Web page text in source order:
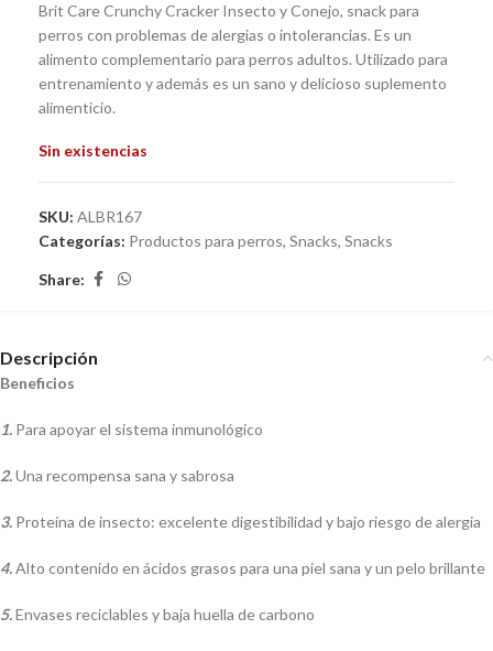
Brit Care Crunchy Cracker Insecto y Conejo, snack para
perros con problemas de alergias o intolerancias. Es un
alimento complementario para perros adultos. Utilizado para
entrenamiento y además es un sano y delicioso suplemento
alimenticio.
Sin existencias
SKU: ALBR167
Categorías: Productos para perros, Snacks, Snacks
Share:
Descripción
Beneficios
1. Para apoyar el sistema inmunológico
2.Una recompensa sana y sabrosa
3. Proteína de insecto: excelente digestibilidad y bajo riesgo de alergia
4.Alto contenido en ácidos grasos para una piel sana y un pelo brillante
5.Envases reciclables y baja huella de carbono